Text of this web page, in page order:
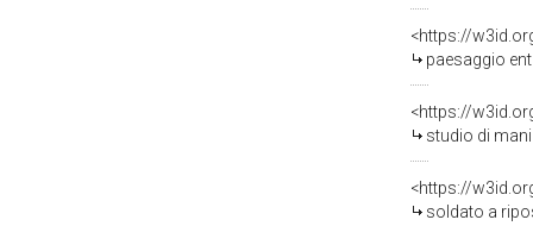
<https://
paesaggio entro
<https://
studio di mani e
<https://
soldato a riposo